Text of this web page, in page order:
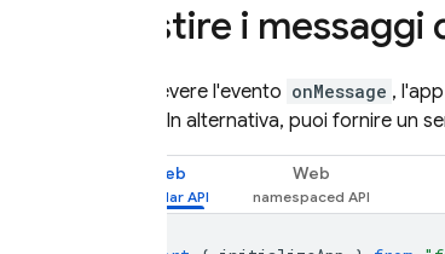
Gestire i
Per ricevere l'evento onMessage ,
. In alternativa, puoi fornire un
Web Web